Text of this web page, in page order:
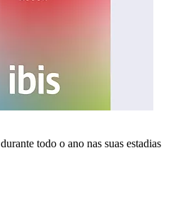
durante todo o ano nas suas estadias